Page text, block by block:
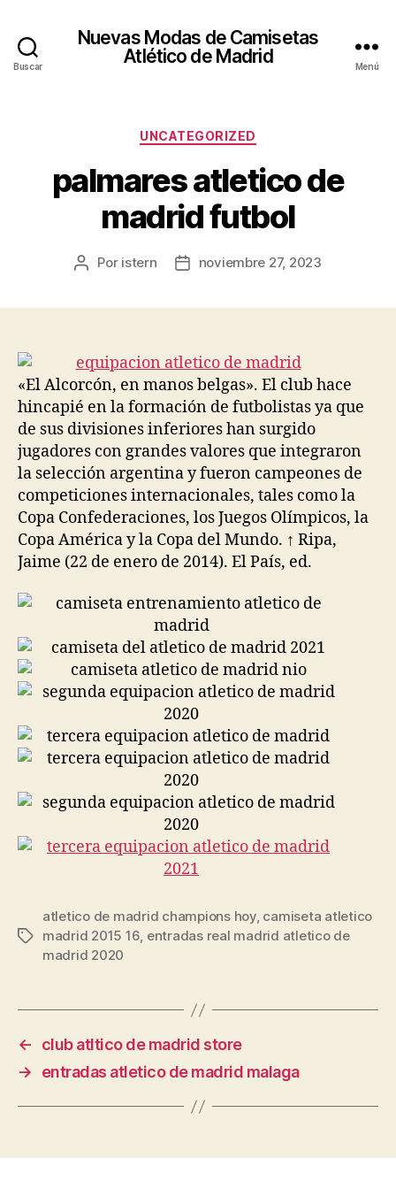
Buscar
Nuevas Modas de Camisetas
Atlético de Madrid
Menú
Categorías
UNCATEGORIZED
palmares atletico de
madrid futbol
Autor
Por istern
Fechanoviembre 27, 2023
«El Alcorcón, en manos belgas». El club hace
hincapié en la formación de futbolistas ya que
de sus divisiones inferiores han surgido
jugadores con grandes valores que integraron
la selección argentina y fueron campeones de
competiciones internacionales, tales como la
Copa Confederaciones, los Juegos Olímpicos, la
Copa América y la Copa del Mundo. ↑ Ripa,
Jaime (22 de enero de 2014). El País, ed.
Etiquetas
atletico de madrid champions hoy, camiseta atletico
madrid 2015 16, entradas real madrid atletico de
madrid 2020
←
club atltico de madrid store
→
entradas atletico de madrid malaga